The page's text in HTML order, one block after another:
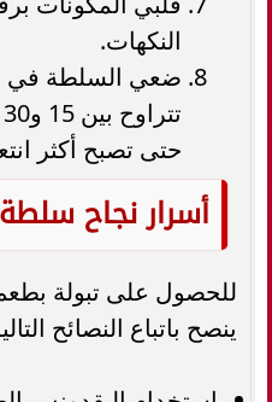
النكهات.
ضعي السلطة في
حتى تصبح أكثر
أسرار نجاح سلطة
للحصول على تبولة
ينصح باتباع النصائح